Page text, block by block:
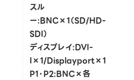
スル
ー:BNC×1（SD/HD-
SDI）
ディスプレイ:DVI-
I×1/Displayport×1
P1・P2:BNC×各